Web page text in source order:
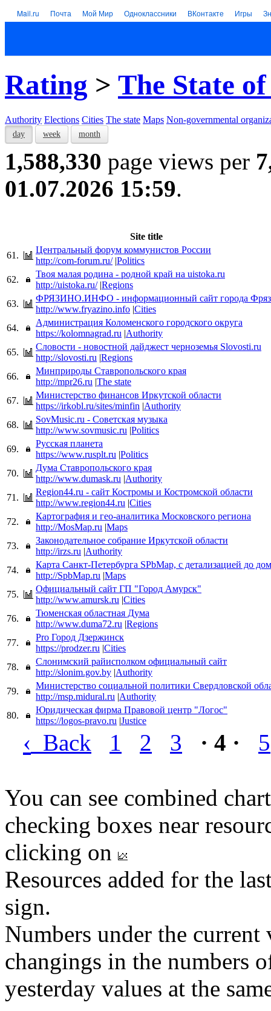
Mail.ru Почта Мой Мир Одноклассники ВКонтакте Игры
Rating > The State
Authority Elections Cities The state Maps Non-governmental
day week month
1,588,330 page views per
01.07.2026 15:59.
Site title
61.
Центральный форум коммунистов России
http://com-forum.ru/ |Politics
62.
Твоя малая родина - родной край на uistoka.ru
http://uistoka.ru/ |Regions
63.
ФРЯЗИНО.ИНФО - информационный сайт города
http://www.fryazino.info |Cities
64.
Администрация Коломенского городского округа
https://kolomnagrad.ru |Authority
65.
Словости - новостной дайджест черноземья Slovosti.ru
http://slovosti.ru |Regions
66.
Минприроды Ставропольского края
http://mpr26.ru |The state
67.
Министерство финансов Иркутской области
https://irkobl.ru/sites/minfin |Authority
68.
SovMusic.ru - Советская музыка
http://www.sovmusic.ru |Politics
69.
Русская планета
https://www.rusplt.ru |Politics
70.
Дума Ставропольского края
http://www.dumask.ru |Authority
71.
Region44.ru - сайт Костромы и Костромской области
http://www.region44.ru |Cities
72.
Картография и гео-аналитика Московского региона
http://MosMap.ru |Maps
73.
Законодательное собрание Иркутской области
http://irzs.ru |Authority
74.
Карта Санкт-Петербурга SPbMap, с детализацией до
http://SpbMap.ru |Maps
75.
Официальный сайт ГП "Город Амурск"
http://www.amursk.ru |Cities
76.
Тюменская областная Дума
http://www.duma72.ru |Regions
77.
Pro Город Дзержинск
https://prodzer.ru |Cities
78.
Слонимский райисполком официальный сайт
http://slonim.gov.by |Authority
79.
Министерство социальной политики Свердловской
http://msp.midural.ru |Authority
80.
Юридическая фирма Правовой центр "Логос"
https://logos-pravo.ru |Justice
‹ Back 1 2 3 · 4 · 5
You can see combined
checking boxes near
clicking on
Resources added for the
sign.
Numbers under the
changings in the numbers
yesterday values at the